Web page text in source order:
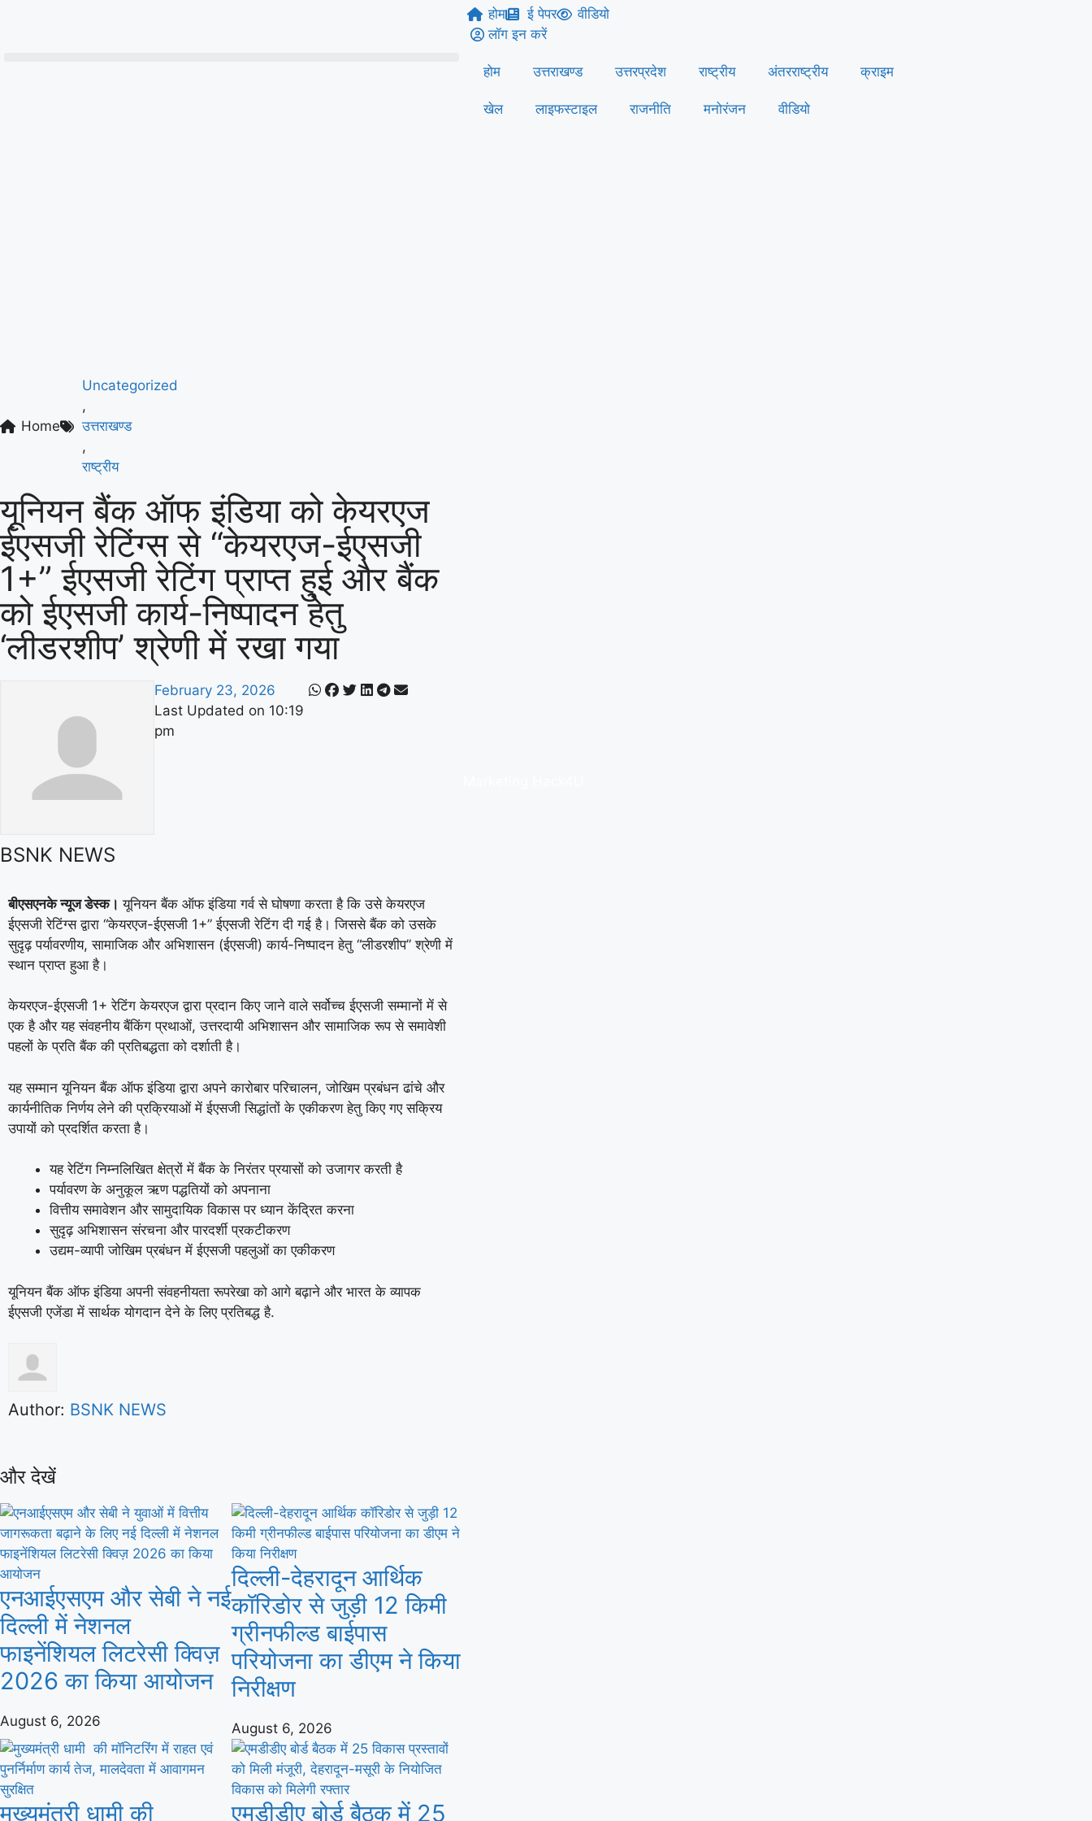
होम ई पेपर
वीडियो
लॉग इन करें
होम उत्तराखण्ड उत्तरप्रदेश राष्ट्रीय अंतरराष्ट्रीय क्राइम
खेल लाइफस्‍टाइल राजनीति मनोरंजन वीडियो
Home
Uncategorized
,
उत्तराखण्ड
,
राष्ट्रीय
यूनियन बैंक ऑफ इंडिया को केयरएज
ईएसजी रेटिंग्स से “केयरएज-ईएसजी
1+” ईएसजी रेटिंग प्राप्त हुई और बैंक
को ईएसजी कार्य-निष्पादन हेतु
‘लीडरशीप’ श्रेणी में रखा गया
BSNK NEWS
February 23, 2026
Last Updated on 10:19
pm
बीएसएनके न्यूज डेस्क। यूनियन बैंक ऑफ इंडिया गर्व से घोषणा करता है कि उसे केयरएज
ईएसजी रेटिंग्स द्वारा “केयरएज-ईएसजी 1+” ईएसजी रेटिंग दी गई है। जिससे बैंक को उसके
सुदृढ़ पर्यावरणीय, सामाजिक और अभिशासन (ईएसजी) कार्य-निष्पादन हेतु “लीडरशीप” श्रेणी में
स्थान प्राप्त हुआ है।
केयरएज-ईएसजी 1+ रेटिंग केयरएज द्वारा प्रदान किए जाने वाले सर्वोच्च ईएसजी सम्मानों में से
एक है और यह संवहनीय बैंकिंग प्रथाओं, उत्तरदायी अभिशासन और सामाजिक रूप से समावेशी
पहलों के प्रति बैंक की प्रतिबद्धता को दर्शाती है।
यह सम्मान यूनियन बैंक ऑफ इंडिया द्वारा अपने कारोबार परिचालन, जोखिम प्रबंधन ढांचे और
कार्यनीतिक निर्णय लेने की प्रक्रियाओं में ईएसजी सिद्धांतों के एकीकरण हेतु किए गए सक्रिय
उपायों को प्रदर्शित करता है।
यह रेटिंग निम्नलिखित क्षेत्रों में बैंक के निरंतर प्रयासों को उजागर करती है
पर्यावरण के अनुकूल ऋण पद्धतियों को अपनाना
वित्तीय समावेशन और सामुदायिक विकास पर ध्यान केंद्रित करना
सुदृढ़ अभिशासन संरचना और पारदर्शी प्रकटीकरण
उद्यम-व्यापी जोखिम प्रबंधन में ईएसजी पहलुओं का एकीकरण
यूनियन बैंक ऑफ इंडिया अपनी संवहनीयता रूपरेखा को आगे बढ़ाने और भारत के व्यापक
ईएसजी एजेंडा में सार्थक योगदान देने के लिए प्रतिबद्ध है.
Author: BSNK NEWS
और देखें
एनआईएसएम और सेबी ने नई
दिल्ली में नेशनल
फाइनेंशियल लिटरेसी क्विज़
2026 का किया आयोजन
August 6, 2026
दिल्ली-देहरादून आर्थिक
कॉरिडोर से जुड़ी 12 किमी
ग्रीनफील्ड बाईपास
परियोजना का डीएम ने किया
निरीक्षण
August 6, 2026
मुख्यमंत्री धामी की एमडीडीए बोर्ड बैठक में 25